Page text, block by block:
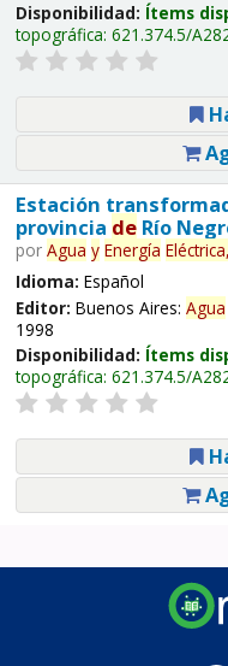
Disponibilidad: Ítems
topográfica: 621.374.5/
Estación
provincia deRío
por Agua y Energía Eléctrica,
Idioma: Español
Editor: Buenos Aires: Agua
1998
Disponibilidad: Ítems
topográfica: 621.374.5/